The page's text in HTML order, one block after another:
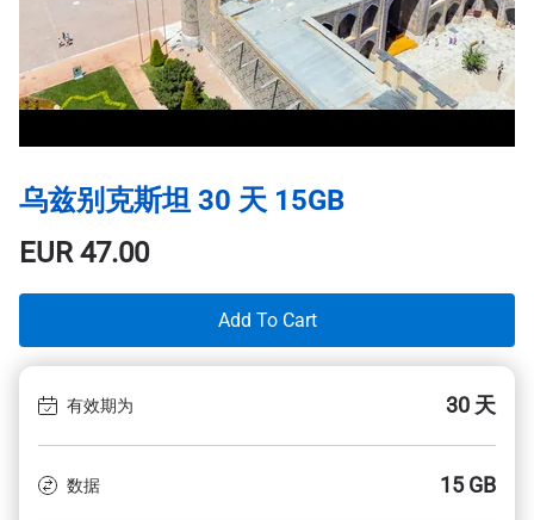
乌兹别克斯坦 30 天 15GB
EUR47.00
Add To Cart
有效期为 30 天
数据 15 GB